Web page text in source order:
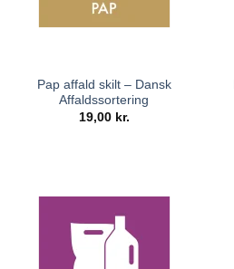
Pap affald skilt – Dansk
Affaldssortering
19,00 kr.